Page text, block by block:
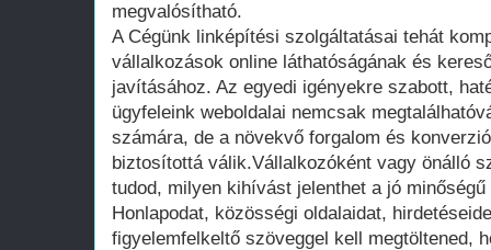
megvalósítható.
A Cégünk linképítési szolgáltatásai tehát
vállalkozások online láthatóságának és
javításához. Az egyedi igényekre szabott,
ügyfeleink weboldalai nemcsak
számára, de a növekvő forgalom és
biztosítottá válik.Vállalkozóként vagy önálló
tudod, milyen kihívást jelenthet a jó
Honlapodat, közösségi oldalaidat,
figyelemfelkeltő szöveggel kell megtöltened,